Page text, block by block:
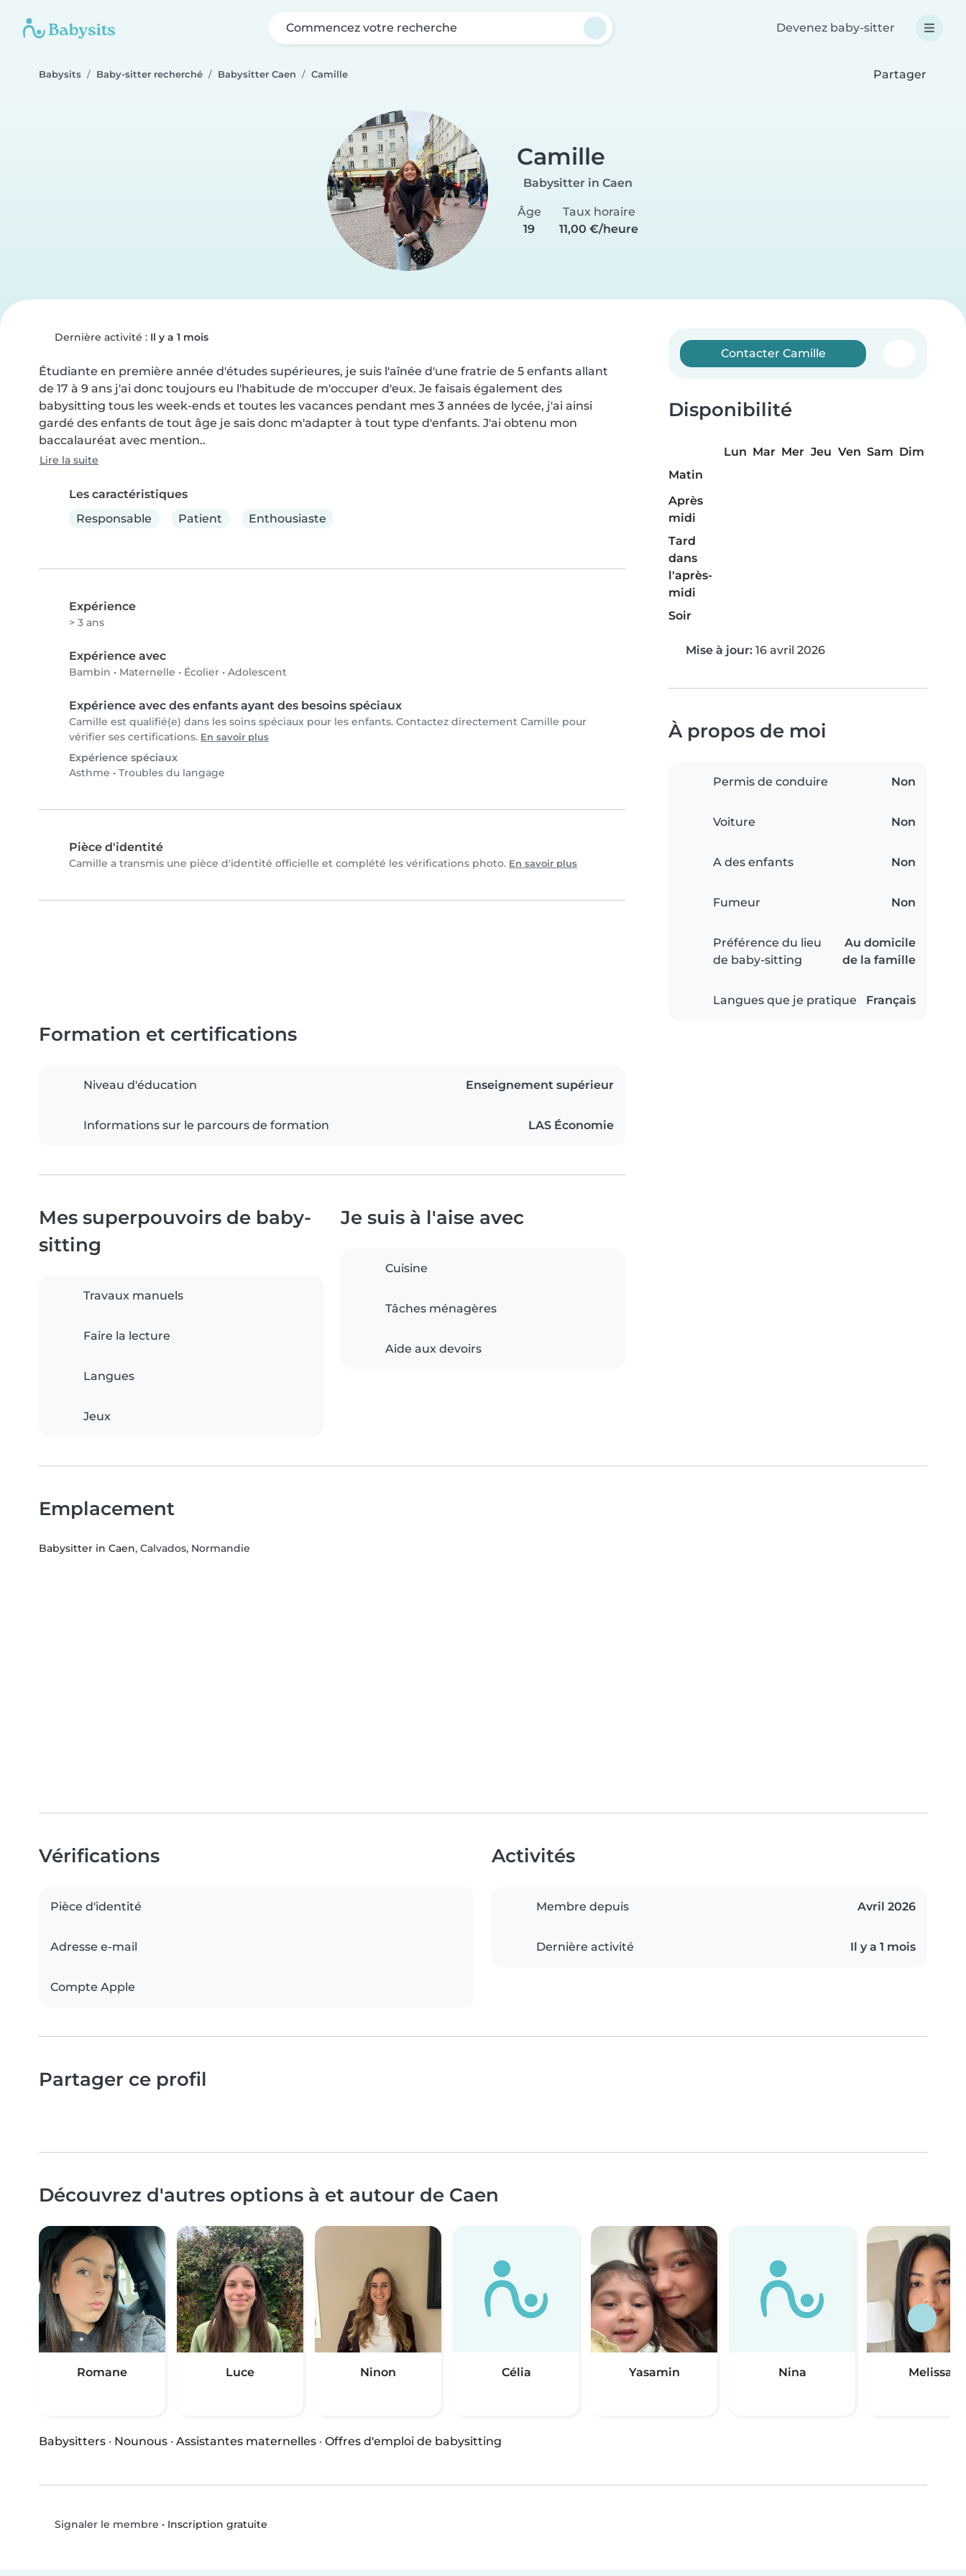
Commencez votre recherche Devenez baby-sitter
Babysits Baby-sitter recherché Babysitter Caen Camille Partager
Camille
Babysitter in Caen
Âge
19
Taux horaire
11,00 €/heure
Dernière activité : Il y a 1 mois
Étudiante en première année d'études supérieures, je suis l'aînée d'une fratrie de 5 enfants allant
de 17 à 9 ans j'ai donc toujours eu l'habitude de m'occuper d'eux. Je faisais également des
babysitting tous les week-ends et toutes les vacances pendant mes 3 années de lycée, j'ai ainsi
gardé des enfants de tout âge je sais donc m'adapter à tout type d'enfants. J'ai obtenu mon
baccalauréat avec mention..
Lire la suite
Les caractéristiques
Responsable
Patient Enthousiaste
Expérience
> 3 ans
Expérience avec
Bambin • Maternelle • Écolier • Adolescent
Expérience avec des enfants ayant des besoins spéciaux
Camille est qualifié(e) dans les soins spéciaux pour les enfants. Contactez directement Camille pour
vérifier ses certifications. En savoir plus
Expérience spéciaux
Asthme • Troubles du langage
Pièce d'identité
Camille a transmis une pièce d'identité officielle et complété les vérifications photo. En savoir plus
Contacter Camille
Disponibilité
Lun Mar Mer Jeu Ven Sam Dim
Matin
Après
midi
Tard
dans
l'après-
midi
Soir
Mise à jour: 16 avril 2026
À propos de moi
Permis de conduire Non
Voiture Non
A des enfants Non
Fumeur Non
Préférence du lieu
de baby-sitting
Au domicile
de la famille
Langues que je pratique Français
Formation et certifications
Niveau d'éducation Enseignement supérieur
Informations sur le parcours de formation LAS Économie
Mes superpouvoirs de baby-
sitting
Travaux manuels
Faire la lecture
Langues
Jeux
Je suis à l'aise avec
Cuisine
Tâches ménagères
Aide aux devoirs
Emplacement
Babysitter in Caen, Calvados, Normandie
Vérifications
Pièce d'identité
Adresse e-mail
Compte Apple
Activités
Membre depuis Avril 2026
Dernière activité Il y a 1 mois
Partager ce profil
Découvrez d'autres options à et autour de Caen
Romane Luce Ninon Célia Yasamin Nina Melissa
Babysitters · Nounous · Assistantes maternelles · Offres d'emploi de babysitting
Signaler le membre • Inscription gratuite